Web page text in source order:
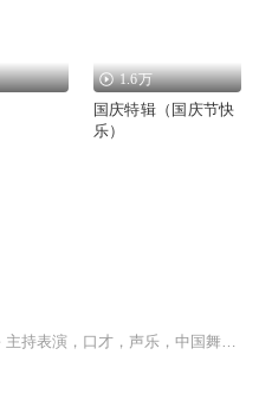
1.6万
国庆特辑（国庆节快
乐）